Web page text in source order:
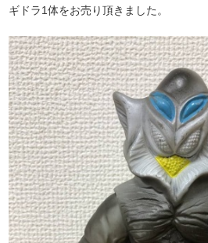
ギドラ1体をお売り頂きました。